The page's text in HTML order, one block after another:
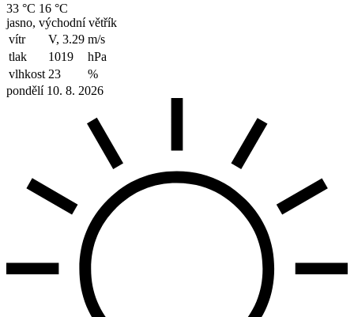
33 °C 16 °C
jasno, východní větřík
vítr
V, 3.29 m/s
tlak
1019
hPa
vlhkost 23
%
pondělí 10. 8. 2026